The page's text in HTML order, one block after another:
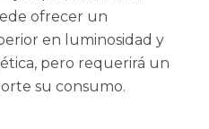
ofrecer un
en luminosidad y
pero requerirá un
su consumo.